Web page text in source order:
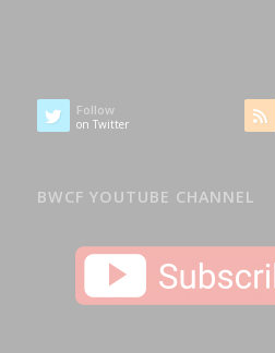
Follow
on Twitter
BWCF YOUTUBE CHANNEL